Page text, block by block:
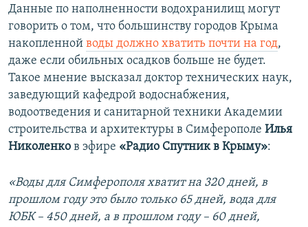
Данные по наполненности водохранилищ могут
говорить о том, что большинству городов Крыма
накопленной воды должно хватить почти на год,
даже если обильных осадков больше не будет.
Такое мнение высказал доктор технических наук,
заведующий кафедрой водоснабжения,
водоотведения и санитарной техники Академии
строительства и архитектуры в Симферополе Илья
Николенко в эфире «Радио Спутник в Крыму»:
«Воды для Симферополя хватит на 320 дней, в
прошлом году это было только 65 дней, вода для
ЮБК – 450 дней, а в прошлом году – 60 дней,